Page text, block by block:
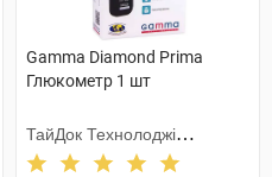
Gamma Diamond Prima
Глюкометр 1 шт
ТайДок Технолоджі
Корпорейшн